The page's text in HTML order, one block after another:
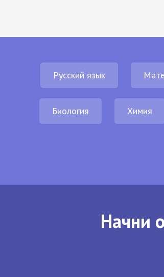
Русский язык
Биология Химия
Начни